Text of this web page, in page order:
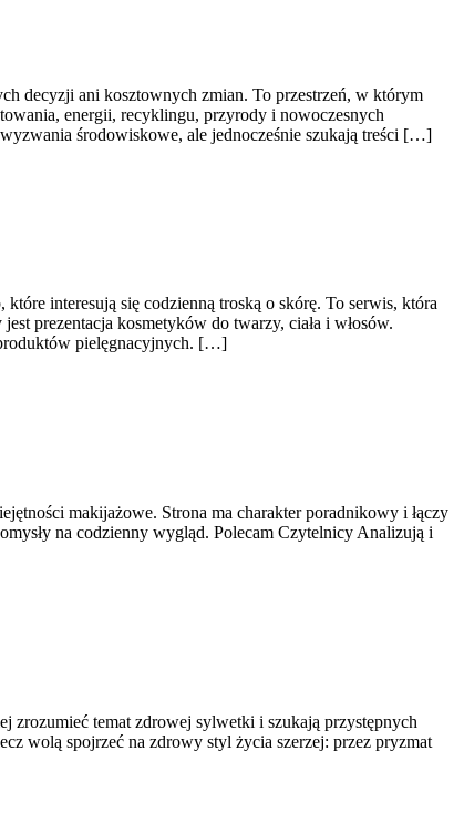
decyzji ani kosztownych zmian. To przestrzeń, w którym
energii, recyklingu, przyrody i nowoczesnych
środowiskowe, ale jednocześnie szukają treści […]
interesują się codzienną troską o skórę. To serwis, która
prezentacja kosmetyków do twarzy, ciała i włosów.
pielęgnacyjnych. […]
makijażowe. Strona ma charakter poradnikowy i łączy
na codzienny wygląd. Polecam Czytelnicy Analizują i
zrozumieć temat zdrowej sylwetki i szukają przystępnych
wolą spojrzeć na zdrowy styl życia szerzej: przez pryzmat